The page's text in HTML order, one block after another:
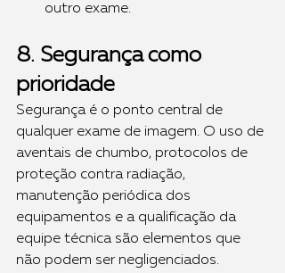
outro exame.
8. Segurança como
prioridade
Segurança é o ponto central de
qualquer exame de imagem. O uso de
aventais de chumbo, protocolos de
proteção contra radiação,
manutenção periódica dos
equipamentos e a qualificação da
equipe técnica são elementos que
não podem ser negligenciados.